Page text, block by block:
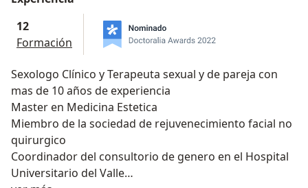
12
Formación
Sexologo Clínico y Terapeuta sexual y de pareja con
mas de 10 años de experiencia
Master en Medicina Estetica
Miembro de la sociedad de rejuvenecimiento facial no
quirurgico
Coordinador del consultorio de genero en el Hospital
Universitario del Valle